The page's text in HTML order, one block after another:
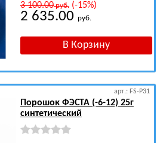
3 100.00руб.(-15%)
2 635.00 руб.
арт.: FS-P31
Порошок ФЭСТА (-6-12) 25г
синтетический